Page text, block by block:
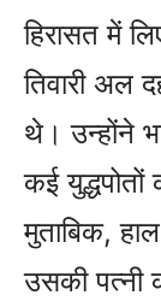
हिरासत में
तिवारी अल
थे। उन्होंने
कई युद्धपोतों
मुताबिक,
उसकी पत्नी